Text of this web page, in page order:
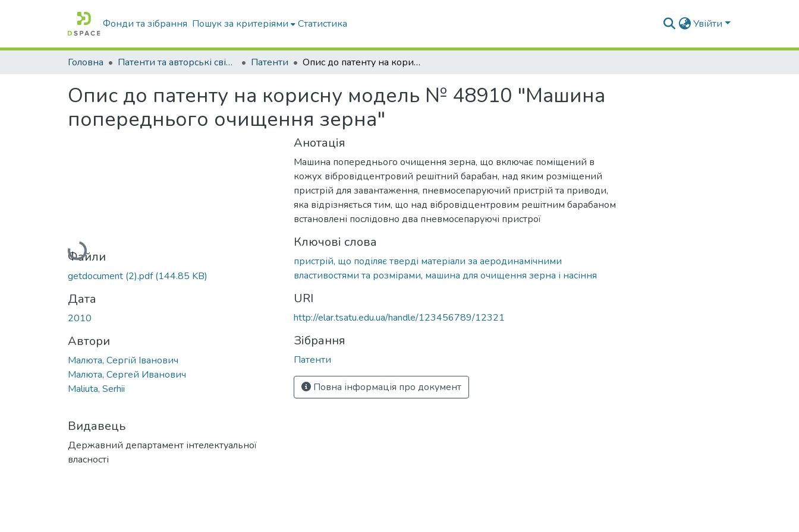
Фонди та зібрання Пошук за критеріями Статистика Увійти
Головна Патенти та авторські свідоцтва Патенти Опис до патенту на корисну модель № 48910 "Машина попереднього очищення зерна"
Опис до патенту на корисну модель № 48910 "Машина
попереднього очищення зерна"
Вантажиться...
Файли
getdocument (2).pdf(144.85 KB)
Дата
2010
Автори
Малюта, Сергій Іванович
Малюта, Сергей Иванович
Maliuta, Serhii
Видавець
Державний департамент інтелектуальної
власності
Анотація
Машина попереднього очищення зерна, що включає поміщений в
кожух вібровідцентровий решітний барабан, над яким розміщений
пристрій для завантаження, пневмосепаруючий пристрій та приводи,
яка відрізняється тим, що над вібровідцентровим решітним барабаном
встановлені послідовно два пневмосепаруючі пристрої
Ключові слова
пристрій, що поділяє тверді матеріали за аеродинамічними
властивостями та розмірами, машина для очищення зерна і насіння
URI
http://elar.tsatu.edu.ua/handle/123456789/12321
Зібрання
Патенти
Повна інформація про документ